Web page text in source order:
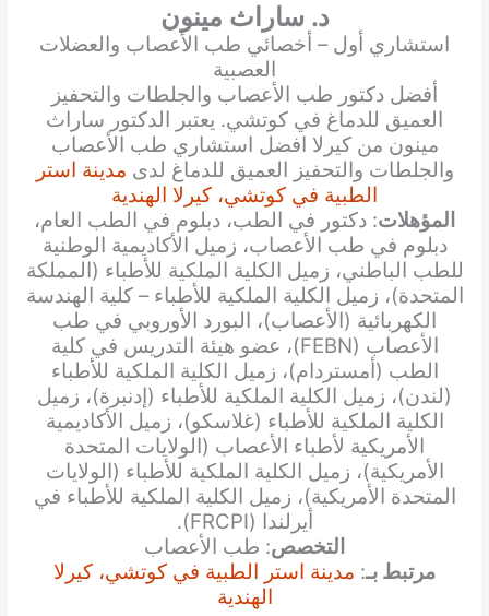
د. ساراث مينون
استشاري أول – أخصائي طب الأعصاب والعضلات
العصبية
أفضل دكتور طب الأعصاب والجلطات والتحفيز
العميق للدماغ في كوتشي. يعتبر الدكتور ساراث
مينون من كيرلا افضل استشاري طب الأعصاب
والجلطات والتحفيز العميق للدماغ لدى مدينة استر
الطبية في كوتشي، كيرلا الهندية
المؤهلات: دكتور في الطب، دبلوم في الطب العام،
دبلوم في طب الأعصاب، زميل الأكاديمية الوطنية
للطب الباطني، زميل الكلية الملكية للأطباء (المملكة
المتحدة)، زميل الكلية الملكية للأطباء – كلية الهندسة
الكهربائية (الأعصاب)، البورد الأوروبي في طب
الأعصاب (FEBN)، عضو هيئة التدريس في كلية
الطب (أمستردام)، زميل الكلية الملكية للأطباء
(لندن)، زميل الكلية الملكية للأطباء (إدنبرة)، زميل
الكلية الملكية للأطباء (غلاسكو)، زميل الأكاديمية
الأمريكية لأطباء الأعصاب (الولايات المتحدة
الأمريكية)، زميل الكلية الملكية للأطباء (الولايات
المتحدة الأمريكية)، زميل الكلية الملكية للأطباء في
أيرلندا (FRCPI).
التخصص: طب الأعصاب
مرتبط بـ: مدينة استر الطبية في كوتشي، كيرلا
الهندية